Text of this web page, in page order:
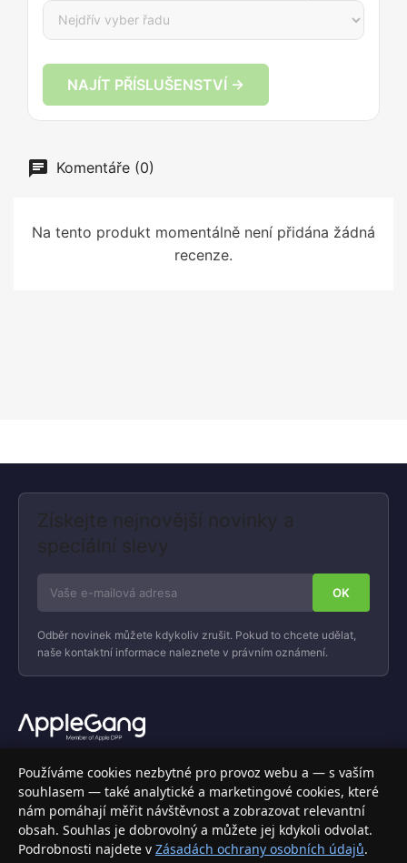
NAJÍT PŘÍSLUŠENSTVÍ →
Komentáře (0)
Na tento produkt momentálně není přidána žádná
recenze.
Získejte nejnovější novinky a
speciální slevy
Odběr novinek můžete kdykoliv zrušit. Pokud to chcete udělat,
naše kontaktní informace naleznete v právním oznámení.
Váš specializovaný obchod s Apple produkty, příslušenstvím a
elektronikou. Nakupujte bezpečně a s jistotou.
INFORMACE
Doprava a doručení
Používáme cookies nezbytné pro provoz webu a — s vaším
souhlasem — také analytické a marketingové cookies, které
nám pomáhají měřit návštěvnost a zobrazovat relevantní
obsah. Souhlas je dobrovolný a můžete jej kdykoli odvolat.
Podrobnosti najdete v Zásadách ochrany osobních údajů.